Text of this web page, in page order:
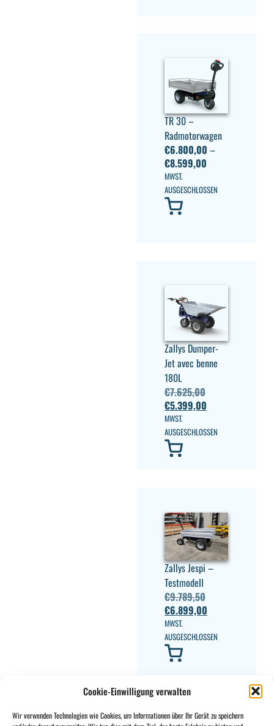
Cookie-Einwilligung verwalten
Wir verwenden Technologien wie Cookies, um Informationen über Ihr Gerät zu speichern
TR 30 –
Radmotorwagen
€6.800,00 –
€8.599,00
MWST.
AUSGESCHLOSSEN
Zallys Dumper-
Jet avec benne
180L
€7.625,00
€5.399,00
MWST.
AUSGESCHLOSSEN
Zallys Jespi –
Testmodell
€9.789,50
€6.899,00
MWST.
AUSGESCHLOSSEN